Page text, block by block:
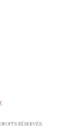
RÉSERVÉS.